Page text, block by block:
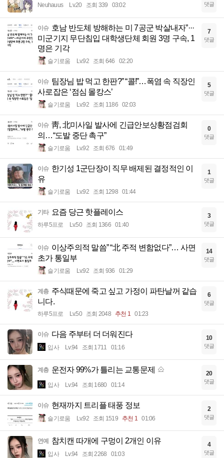
Neuhauus Lv.20 조회 339 03:02 댓글
이슈 호남 반도체 방해하는 미 7공군 박살내자”···
미군기지 무단침입 대학생단체 회원 3명 구속, 1
명은 기각
슬기로움 Lv.92 조회 646 02:20
7
댓글
이슈 팀장님 밥 먹고 한판?” “콜!”…폭염 속 직장인
사로잡은 ‘점심 몰캉스’
슬기로움 Lv.92 조회 1186 02:03
5
댓글
이슈 靑, 北미사일 발사에 긴급안보상황점검회
의…“도발 중단 촉구”
슬기로움 Lv.92 조회 676 01:49
0
댓글
이슈 한기성 1군단장이 직무 배제된 결정적인 이
유
슬기로움 Lv.92 조회 1298 01:44
1
댓글
기타 요즘 당근 핫플레이스
하루5프로 Lv.50 조회 1366 01:40
3
댓글
이슈 이상주의적 말씀” “北 주적 변함없다”… 사면
초가 통일부
슬기로움 Lv.92 조회 936 01:29
14
댓글
계층 주식때문에 죽고 싶고 가정이 파탄날꺼 같습
니다.
하루5프로 Lv.50 조회 2048 추천 1 01:23
6
댓글
이슈 다음 주부터 더 더워진다
입사 Lv.94 조회 1711 01:16
10
댓글
계층 운전자 99%가 틀리는 교통문제
입사 Lv.94 조회 1680 01:14
20
댓글
이슈 현재까지 트리플 태풍 정보
슬기로움 Lv.92 조회 1519 추천 1 01:06
2
댓글
연예 참치캔 따개에 구멍이 2개인 이유
입사 Lv.94 조회 2268 01:03
4
댓글